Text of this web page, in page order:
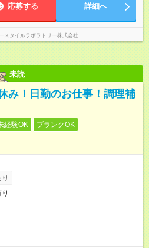
応募する 詳細へ
スタイルラボラトリー株式会社
未読
み！日勤のお仕事！調理補
経験OK
ブランクOK